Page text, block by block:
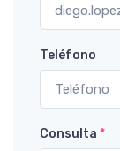
Teléfono
Consulta *